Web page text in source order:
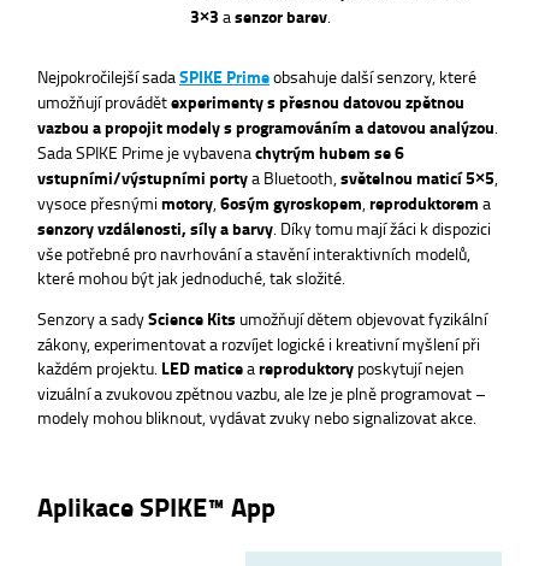
3×3asenzor barev
Nejpokročilejší sada SPIKE Primeobsahuje další senzory, které
umožňují provádětexperimenty s přesnou datovou zpětnou
vazbou a propojit modely s programováním a datovou analýzou
Sada SPIKE Prime je vybavena chytrým hubem se 6
vstupními/výstupními portya Bluetooth, světelnou maticí 5×5
vysoce přesnými motory 6osým gyroskopem reproduktorem a
senzory vzdálenosti, síly a barvy . Díky tomu mají žáci k dispozici
vše potřebné pro navrhování a stavění interaktivních modelů,
které mohou být jak jednoduché, tak složité.
Senzory a sadyScience Kits umožňují dětem objevovat fyzikální
zákony, experimentovat a rozvíjet logické i kreativní myšlení při
každém projektu. LED maticeareproduktory poskytují nejen
vizuální a zvukovou zpětnou vazbu, ale lze je plně programovat –
modely mohou bliknout, vydávat zvuky nebo signalizovat akce.
Aplikace SPIKE™ App